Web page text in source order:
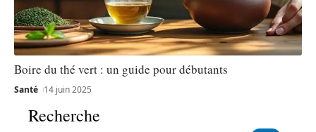
Boire du thé vert : un guide pour débutants
Santé 14 juin 2025
Recherche